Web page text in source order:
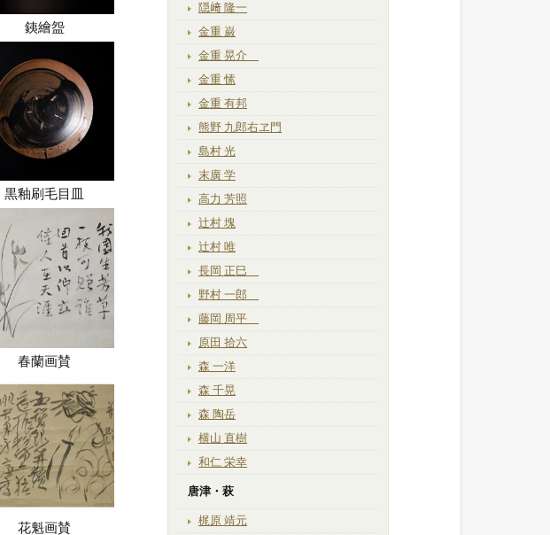
銕繪盌
黒釉刷毛目皿
春蘭画賛
花魁画賛
隠﨑 隆一
金重 巌
金重 晃介
金重 愫
金重 有邦
熊野 九郎右ヱ門
島村 光
末廣 学
高力 芳照
辻村 塊
辻村 唯
長岡 正巳
野村 一郎
藤岡 周平
原田 拾六
森 一洋
森 千晃
森 陶岳
横山 直樹
和仁 栄幸
唐津・萩
梶原 靖元